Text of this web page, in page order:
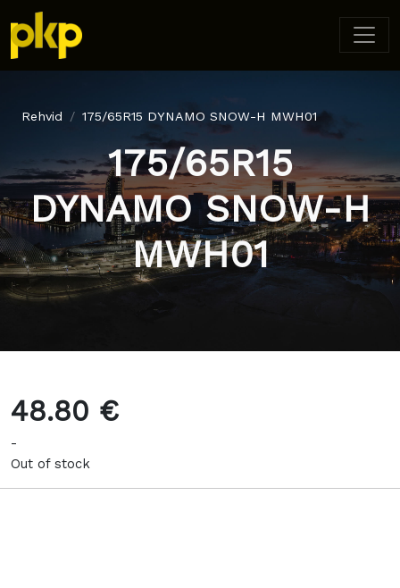
Rehvid 175/65R15 DYNAMO SNOW-H MWH01
175/65R15
DYNAMO SNOW-H
MWH01
48.80 €
-
Out of stock